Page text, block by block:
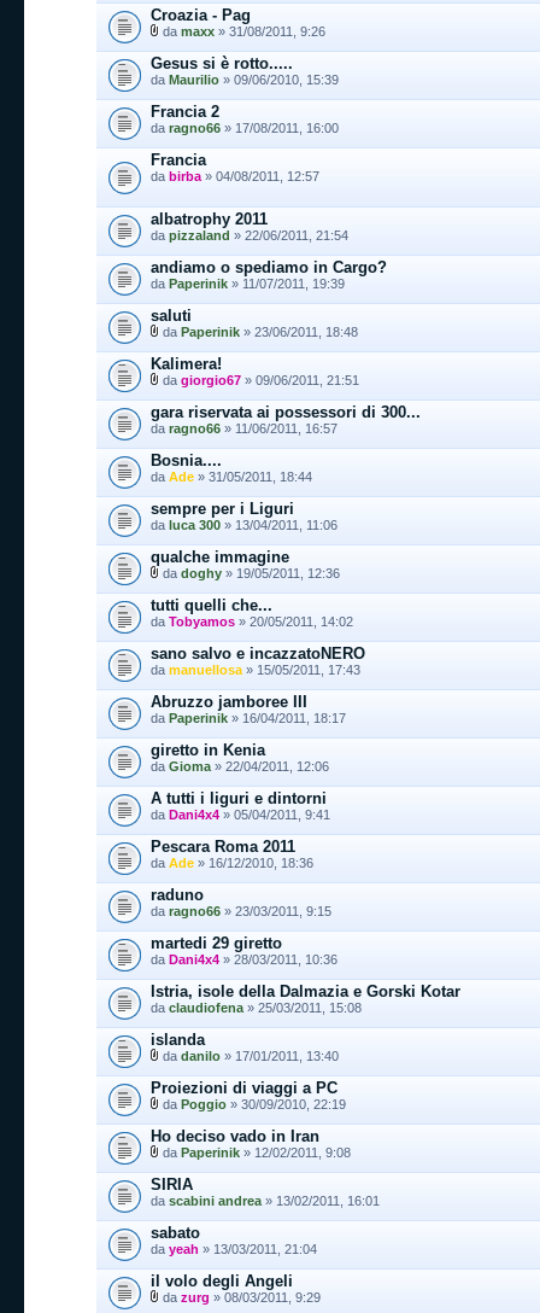
Croazia - Pag
da maxx » 31/08/2011, 9:26
Gesus si è rotto.....
da Maurilio » 09/06/2010, 15:39
Francia 2
da ragno66 » 17/08/2011, 16:00
Francia
da birba » 04/08/2011, 12:57
albatrophy 2011
da pizzaland » 22/06/2011, 21:54
andiamo o spediamo in Cargo?
da Paperinik » 11/07/2011, 19:39
saluti
da Paperinik » 23/06/2011, 18:48
Kalimera!
da giorgio67 » 09/06/2011, 21:51
gara riservata ai possessori di 300...
da ragno66 » 11/06/2011, 16:57
Bosnia....
da Ade » 31/05/2011, 18:44
sempre per i Liguri
da luca 300 » 13/04/2011, 11:06
qualche immagine
da doghy » 19/05/2011, 12:36
tutti quelli che...
da Tobyamos » 20/05/2011, 14:02
sano salvo e incazzatoNERO
da manuellosa » 15/05/2011, 17:43
Abruzzo jamboree III
da Paperinik » 16/04/2011, 18:17
giretto in Kenia
da Gioma » 22/04/2011, 12:06
A tutti i liguri e dintorni
da Dani4x4 » 05/04/2011, 9:41
Pescara Roma 2011
da Ade » 16/12/2010, 18:36
raduno
da ragno66 » 23/03/2011, 9:15
martedi 29 giretto
da Dani4x4 » 28/03/2011, 10:36
Istria, isole della Dalmazia e Gorski Kotar
da claudiofena » 25/03/2011, 15:08
islanda
da danilo » 17/01/2011, 13:40
Proiezioni di viaggi a PC
da Poggio » 30/09/2010, 22:19
Ho deciso vado in Iran
da Paperinik » 12/02/2011, 9:08
SIRIA
da scabini andrea » 13/02/2011, 16:01
sabato
da yeah » 13/03/2011, 21:04
il volo degli Angeli
da zurg » 08/03/2011, 9:29